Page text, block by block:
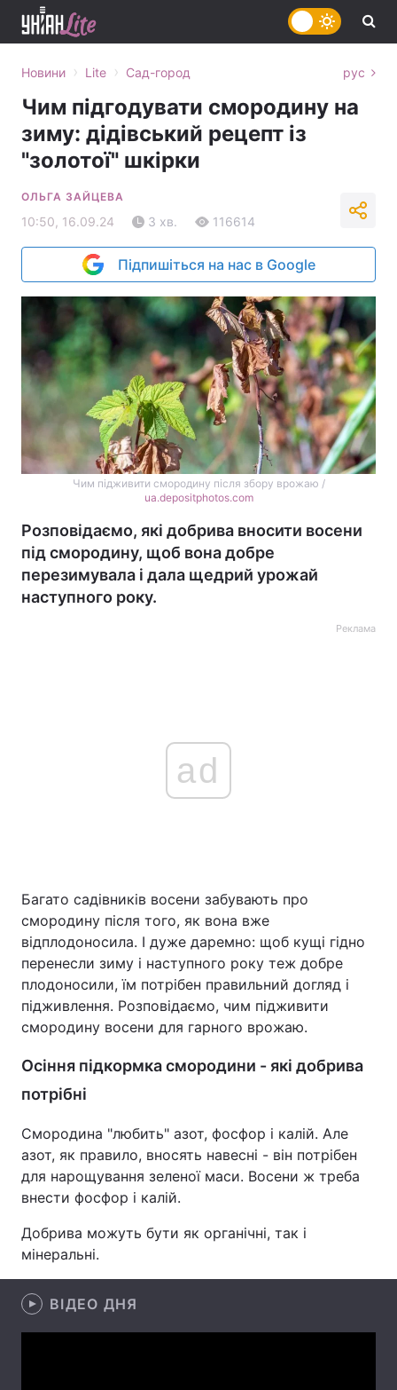
Україна Політика
Економіка Світ
Спорт Наука
Техно і зв'язок Лайт
Зброя Інциденти
Здоров'я
Цікавинки Погода
Екологія Регіони
Відео з Youtube Статті
Інтерв'ю
Новини › Lite › Сад-город рус
Чим підгодувати смородину на
зиму: дідівський рецепт із
"золотої" шкірки
ОЛЬГА ЗАЙЦЕВА
10:50, 16.09.24 3 хв. 116614
Підпишіться на нас в Google
Чим підживити смородину після збору врожаю /
ua.depositphotos.com
Розповідаємо, які добрива вносити восени
під смородину, щоб вона добре
перезимувала і дала щедрий урожай
наступного року.
Реклама
ad
Багато садівників восени забувають про
смородину після того, як вона вже
відплодоносила. І дуже даремно: щоб кущі гідно
перенесли зиму і наступного року теж добре
плодоносили, їм потрібен правильний догляд і
підживлення. Розповідаємо, чим підживити
смородину восени для гарного врожаю.
Осіння підкормка смородини - які добрива
потрібні
Смородина "любить" азот, фосфор і калій. Але
азот, як правило, вносять навесні - він потрібен
для нарощування зеленої маси. Восени ж треба
внести фосфор і калій.
Добрива можуть бути як органічні, так і
мінеральні.
ВІДЕО ДНЯ